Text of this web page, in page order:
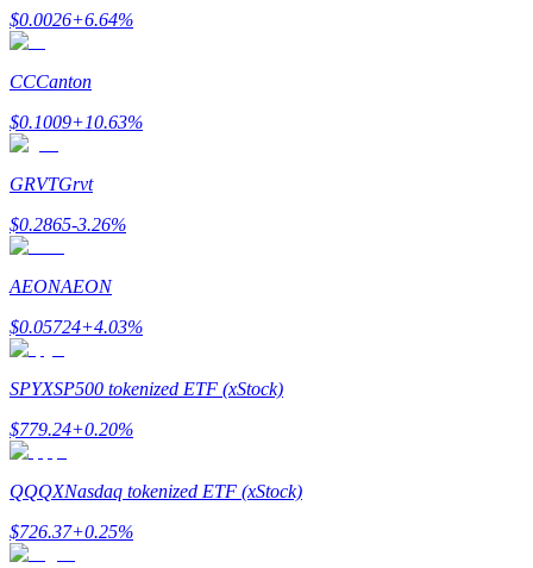
學習理財
了解如何賺取穩定收入
Bitrue
合夥人計劃
$0.0026+6.64%
CCCanton
$0.1009+10.63%
GRVTGrvt
$0.2865-3.26%
AEONAEON
$0.05724+4.03%
SPYXSP500 tokenized ETF (xStock)
$779.24+0.20%
QQQXNasdaq tokenized ETF (xStock)
$726.37+0.25%